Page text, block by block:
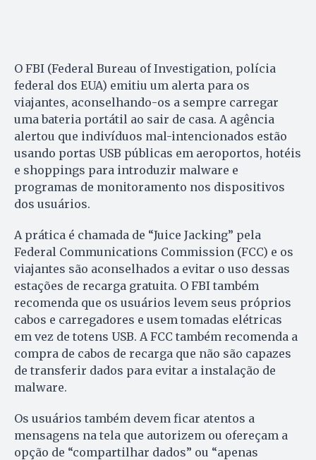
O FBI (Federal Bureau of Investigation, polícia
federal dos EUA) emitiu um alerta para os
viajantes, aconselhando-os a sempre carregar
uma bateria portátil ao sair de casa. A agência
alertou que indivíduos mal-intencionados estão
usando portas USB públicas em aeroportos, hotéis
e shoppings para introduzir malware e
programas de monitoramento nos dispositivos
dos usuários.
A prática é chamada de “Juice Jacking” pela
Federal Communications Commission (FCC) e os
viajantes são aconselhados a evitar o uso dessas
estações de recarga gratuita. O FBI também
recomenda que os usuários levem seus próprios
cabos e carregadores e usem tomadas elétricas
em vez de totens USB. A FCC também recomenda a
compra de cabos de recarga que não são capazes
de transferir dados para evitar a instalação de
malware.
Os usuários também devem ficar atentos a
mensagens na tela que autorizem ou ofereçam a
opção de “compartilhar dados” ou “apenas